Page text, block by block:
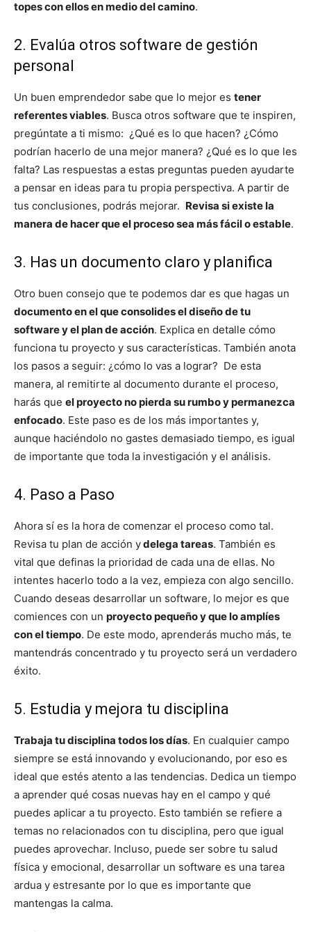
topes con ellos en medio del camino.
2. Evalúa otros software de gestión
personal
Un buen emprendedor sabe que lo mejor es tener
referentes viables. Busca otros software que te inspiren,
pregúntate a ti mismo: ¿Qué es lo que hacen? ¿Cómo
podrían hacerlo de una mejor manera? ¿Qué es lo que les
falta? Las respuestas a estas preguntas pueden ayudarte
a pensar en ideas para tu propia perspectiva. A partir de
tus conclusiones, podrás mejorar. Revisa si existe la
manera de hacer que el proceso sea más fácil o estable.
3. Has un documento claro y planifica
Otro buen consejo que te podemos dar es que hagas un
documento en el que consolides el diseño de tu
software y el plan de acción. Explica en detalle cómo
funciona tu proyecto y sus características. También anota
los pasos a seguir: ¿cómo lo vas a lograr? De esta
manera, al remitirte al documento durante el proceso,
harás que el proyecto no pierda su rumbo y permanezca
enfocado. Este paso es de los más importantes y,
aunque haciéndolo no gastes demasiado tiempo, es igual
de importante que toda la investigación y el análisis.
4. Paso a Paso
Ahora sí es la hora de comenzar el proceso como tal.
Revisa tu plan de acción ydelega tareas. También es
vital que definas la prioridad de cada una de ellas. No
intentes hacerlo todo a la vez, empieza con algo sencillo.
Cuando deseas desarrollar un software, lo mejor es que
comiences con un proyecto pequeño y que lo amplíes
con el tiempo. De este modo, aprenderás mucho más, te
mantendrás concentrado y tu proyecto será un verdadero
éxito.
5. Estudia y mejora tu disciplina
Trabaja tu disciplina todos los días. En cualquier campo
siempre se está innovando y evolucionando, por eso es
ideal que estés atento a las tendencias. Dedica un tiempo
a aprender qué cosas nuevas hay en el campo y qué
puedes aplicar a tu proyecto. Esto también se refiere a
temas no relacionados con tu disciplina, pero que igual
puedes aprovechar. Incluso, puede ser sobre tu salud
física y emocional, desarrollar un software es una tarea
ardua y estresante por lo que es importante que
mantengas la calma.